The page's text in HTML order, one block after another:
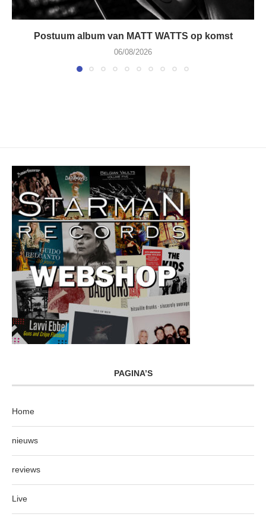
Postuum album van MATT WATTS op komst
06/08/2026
PAGINA’S
Home
nieuws
reviews
Live